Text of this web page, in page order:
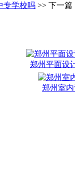
专学校吗 >> 下一篇
郑州平面设
郑州室